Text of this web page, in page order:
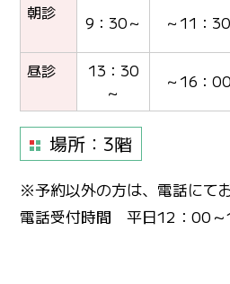
朝診
9：30～ ～11：30
昼診
13：30
～
～16：00
場所：3階
※予約以外の方は、電話にて
電話受付時間 平日12：00